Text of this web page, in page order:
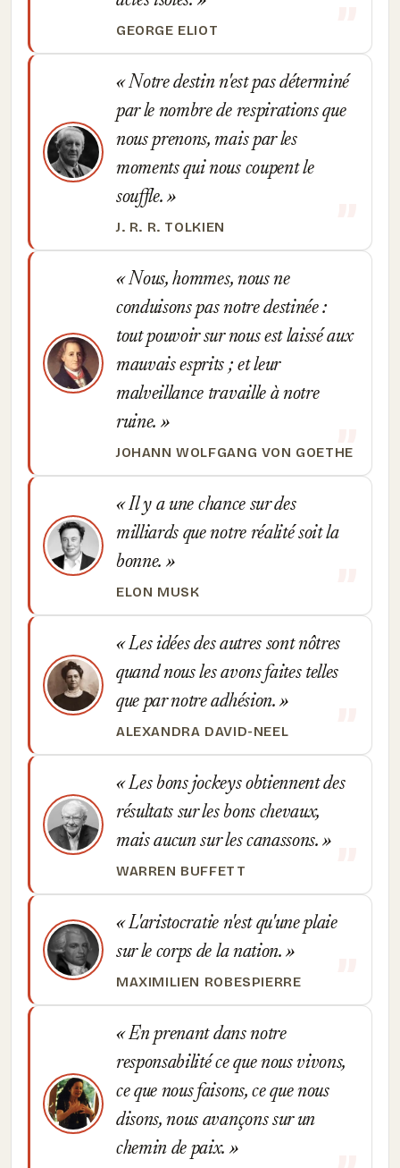
GEORGE ELIOT
Notre destin n'est pas déterminé
par le nombre de respirations que
nous prenons, mais par les
moments qui nous coupent le
souffle.
J. R. R. TOLKIEN
Nous, hommes, nous ne
conduisons pas notre destinée :
tout pouvoir sur nous est laissé aux
mauvais esprits ; et leur
malveillance travaille à notre
ruine.
JOHANN WOLFGANG VON GOETHE
Il y a une chance sur des
milliards que notre réalité soit la
bonne.
ELON MUSK
Les idées des autres sont nôtres
quand nous les avons faites telles
que par notre adhésion.
ALEXANDRA DAVID-NEEL
Les bons jockeys obtiennent des
résultats sur les bons chevaux,
mais aucun sur les canassons.
WARREN BUFFETT
L'aristocratie n'est qu'une plaie
sur le corps de la nation.
MAXIMILIEN ROBESPIERRE
En prenant dans notre
responsabilité ce que nous vivons,
ce que nous faisons, ce que nous
disons, nous avançons sur un
chemin de paix.